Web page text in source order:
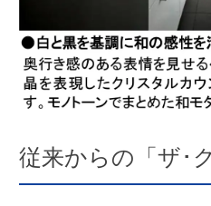
従来からの「ザ･